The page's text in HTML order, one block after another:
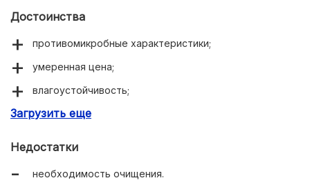
Достоинства
противомикробные характеристики;
умеренная цена;
влагоустойчивость;
исключено развитие аллергической реакции.
Загрузить еще
Недостатки
необходимость очищения.